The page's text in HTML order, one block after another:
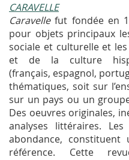
CARAVELLE
Caravellefut fondée en
pour objets principaux
sociale et culturelle et
et de la culture
(français, espagnol,
thématiques, soit sur
sur un pays ou un
Des oeuvres originales,
analyses littéraires.
abondance,
référence. Cette